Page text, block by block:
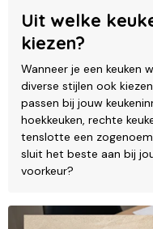
Uit welke
kiezen?
Wanneer je een keuken
diverse stijlen ook
passen bij jouw
hoekkeuken, rechte
tenslotte een
sluit het beste aan bij
voorkeur?